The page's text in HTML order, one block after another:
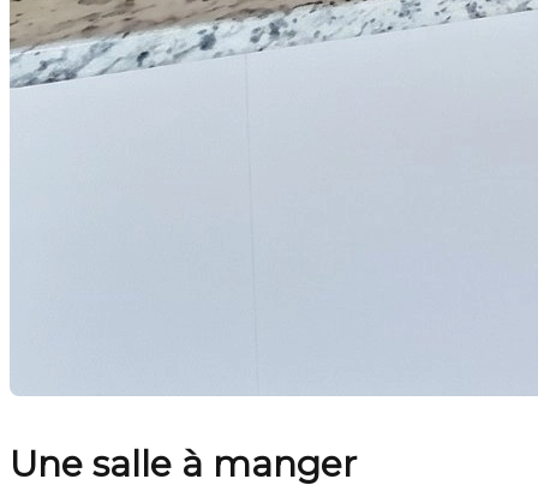
Une salle à manger